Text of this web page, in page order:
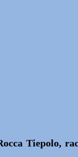
Tiepolo,